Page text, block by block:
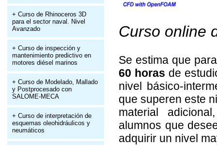
+ Curso de Rhinoceros 3D
para el sector naval. Nivel
Avanzado
+ Curso de inspección y
mantenimiento predictivo en
motores diésel marinos
+ Curso de Modelado, Mallado
y Postprocesado con
SALOME-MECA
+ Curso de interpretación de
esquemas oleohidráulicos y
neumáticos
Curso online
Se estima que
60 horas de
nivel básico-
que superen este
material
alumnos que
adquirir un nivel